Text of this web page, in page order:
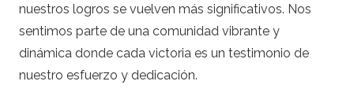
nuestros logros se vuelven más significativos. Nos
sentimos parte de una comunidad vibrante y
dinámica donde cada victoria es un testimonio de
nuestro esfuerzo y dedicación.